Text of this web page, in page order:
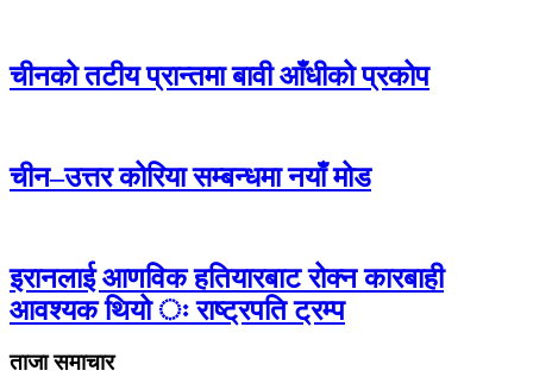
चीनको तटीय प्रान्तमा बावी आँधीको प्रकोप
चीन–उत्तर कोरिया सम्बन्धमा नयाँ मोड
इरानलाई आणविक हतियारबाट रोक्न कारबाही
आवश्यक थियो ः राष्ट्रपति ट्रम्प
ताजा समाचार